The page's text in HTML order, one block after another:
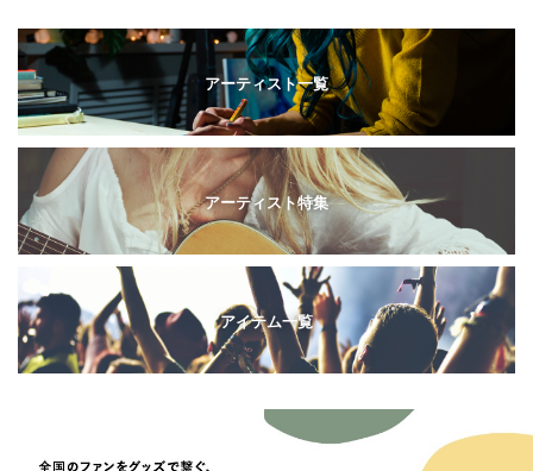
アーティスト一覧
アーティスト特集
アイテム一覧